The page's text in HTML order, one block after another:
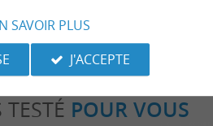
POUR VOUS
SAVOIR PLUS
J'ACCEPTE